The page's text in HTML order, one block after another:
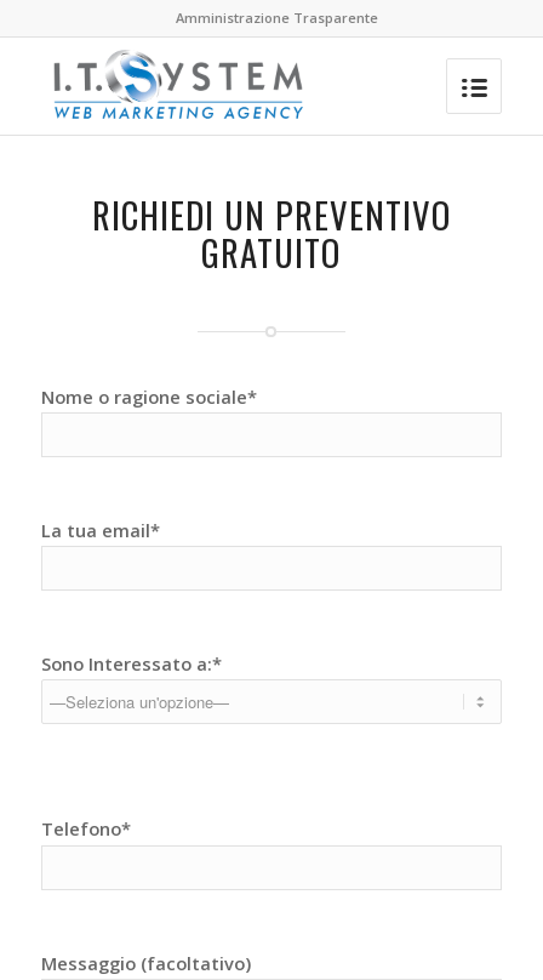
Amministrazione Trasparente
RICHIEDI UN PREVENTIVO
GRATUITO
Nome o ragione sociale*
La tua email*
Sono Interessato a:*
Telefono*
Messaggio (facoltativo)